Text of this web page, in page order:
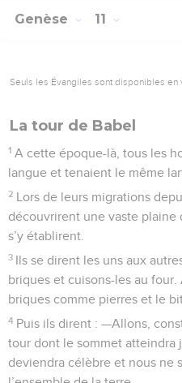
Genèse 11
Seuls les Évangiles sont disponibles en
La tour de Babel
1 A cette époque-là, tous les
langue et tenaient le même
2 Lors de leurs migrations
découvrirent une vaste plaine
s’y établirent.
3 Ils se dirent les uns aux
briques et cuisons-les au
briques comme pierres et le
4 Puis ils dirent : —Allons,
tour dont le sommet atteindra
deviendra célèbre et nous ne